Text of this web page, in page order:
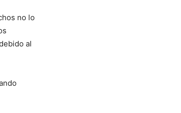
no lo
al